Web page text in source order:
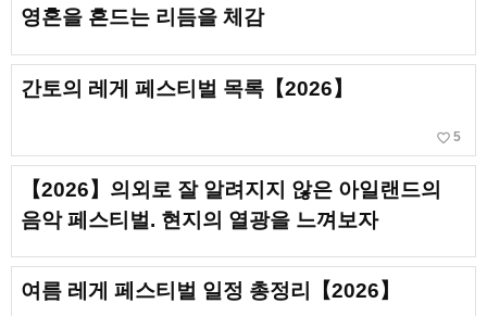
영혼을 흔드는 리듬을 체감
간토의 레게 페스티벌 목록【2026】
favorite_border 5
【2026】의외로 잘 알려지지 않은 아일랜드의
음악 페스티벌. 현지의 열광을 느껴보자
여름 레게 페스티벌 일정 총정리【2026】